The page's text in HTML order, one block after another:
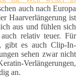
auch nach Europa
Haarverlängerung ist
aus und fühlen sich
relativ teuer. Für
gibt es auch Clip-In-
sehen zwar nicht
Verlängerungen,
an.